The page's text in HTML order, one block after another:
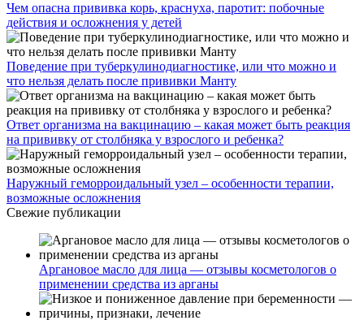
Чем опасна прививка корь, краснуха, паротит: побочные
действия и осложнения у детей
Поведение при туберкулинодиагностике, или что можно и
что нельзя делать после прививки Манту
Ответ организма на вакцинацию – какая может быть реакция
на прививку от столбняка у взрослого и ребенка?
Наружный геморроидальный узел – особенности терапии,
возможные осложнения
Свежие публикации
Аргановое масло для лица — отзывы косметологов о
применении средства из арганы